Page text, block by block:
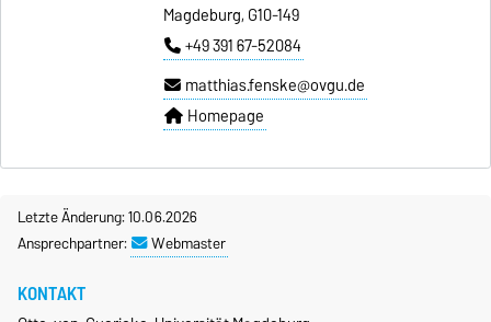
Magdeburg, G10-149
+49 391 67-52084
matthias.fenske@ovgu.de
Homepage
Letzte Änderung: 10.06.2026
Ansprechpartner:
Webmaster
KONTAKT